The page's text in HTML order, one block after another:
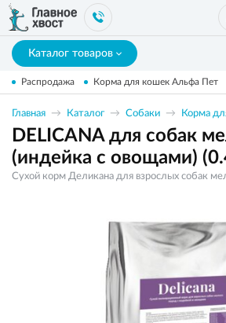
Каталог товаров
Распродажа Корма для кошек Альфа Пет
Главная Каталог Собаки Корма
DELICANA для собак
(индейка с овощами)
Сухой корм Деликана для взрослых собак